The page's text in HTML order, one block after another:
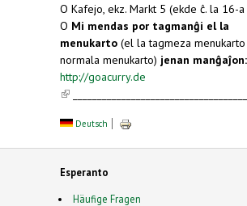
O Kafejo, ekz. Markt 5 (ekde ĉ. la 16-
O Mi mendas por tagmanĝi el la
menukarto (el la tagmeza
normala menukarto) jenan manĝaĵon:
http://goacurry.de
(link is external)
Deutsch
Esperanto
Häufige Fragen